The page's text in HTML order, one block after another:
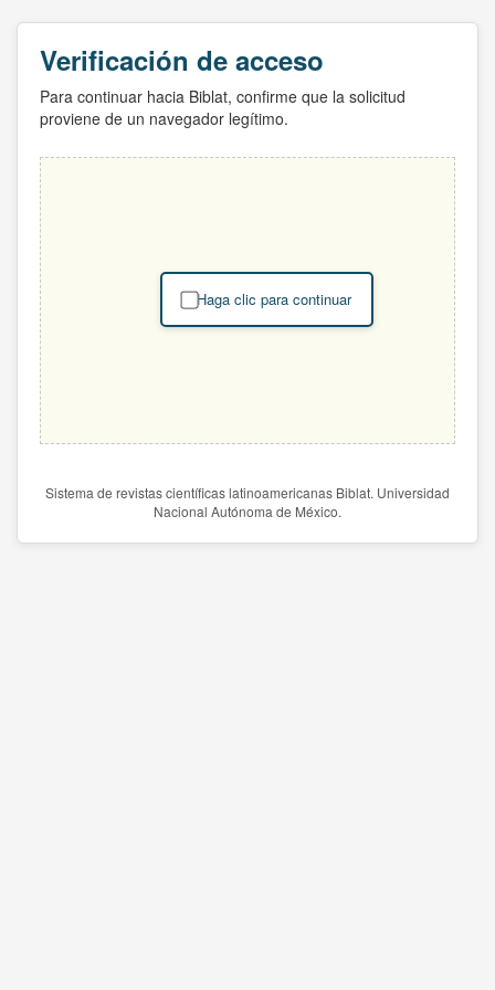
Verificación de acceso
Para continuar hacia Biblat, confirme que la solicitud
proviene de un navegador legítimo.
Haga clic para continuar
Sistema de revistas científicas latinoamericanas Biblat. Universidad
Nacional Autónoma de México.